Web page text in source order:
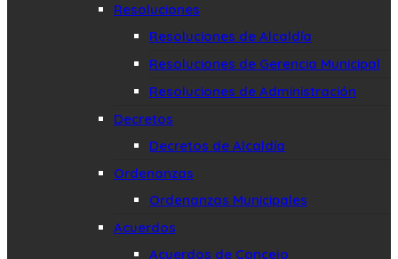
Resoluciones
Resoluciones de Alcaldía
Resoluciones de Gerencia Municipal
Resoluciones de Administración
Decretos
Decretos de Alcaldía
Ordenanzas
Ordenanzas Municipales
Acuerdos
Acuerdos de Concejo